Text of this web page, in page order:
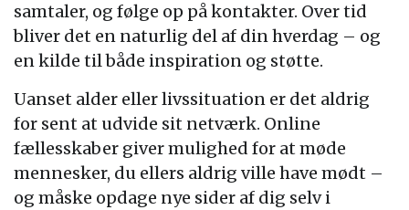
samtaler, og følge op på kontakter. Over tid
bliver det en naturlig del af din hverdag – og
en kilde til både inspiration og støtte.
Uanset alder eller livssituation er det aldrig
for sent at udvide sit netværk. Online
fællesskaber giver mulighed for at møde
mennesker, du ellers aldrig ville have mødt –
og måske opdage nye sider af dig selv i